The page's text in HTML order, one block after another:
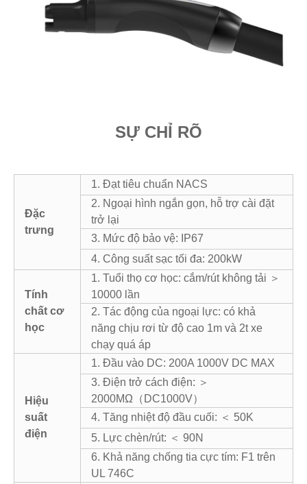
SỰ CHỈ RÕ
Đặc
trưng
1. Đạt tiêu chuẩn NACS
2. Ngoại hình ngắn gọn, hỗ trợ cài đặt
trở lại
3. Mức độ bảo vệ: IP67
4. Công suất sạc tối đa: 200kW
Tính
chất cơ
học
1. Tuổi thọ cơ học: cắm/rút không tải ＞
10000 lần
2. Tác động của ngoại lực: có khả
năng chịu rơi từ độ cao 1m và 2t xe
chạy quá áp
Hiệu
suất
điện
1. Đầu vào DC: 200A 1000V DC MAX
3. Điện trở cách điện: ＞
2000MΩ（DC1000V）
4. Tăng nhiệt độ đầu cuối: ＜ 50K
5. Lực chèn/rút: ＜ 90N
6. Khả năng chống tia cực tím: F1 trên
UL 746C